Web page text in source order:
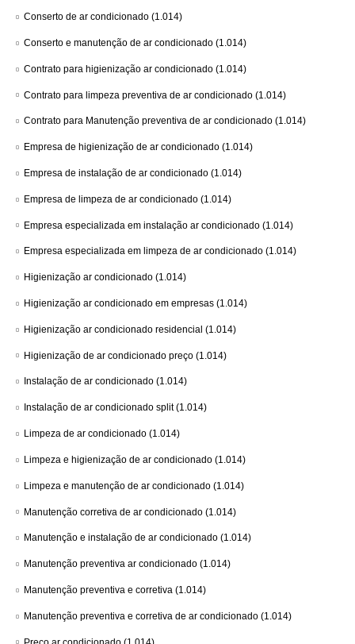
Conserto de ar condicionado (1.014)
Conserto e manutenção de ar condicionado (1.014)
Contrato para higienização ar condicionado (1.014)
Contrato para limpeza preventiva de ar condicionado (1.014)
Contrato para Manutenção preventiva de ar condicionado (1.014)
Empresa de higienização de ar condicionado (1.014)
Empresa de instalação de ar condicionado (1.014)
Empresa de limpeza de ar condicionado (1.014)
Empresa especializada em instalação ar condicionado (1.014)
Empresa especializada em limpeza de ar condicionado (1.014)
Higienização ar condicionado (1.014)
Higienização ar condicionado em empresas (1.014)
Higienização ar condicionado residencial (1.014)
Higienização de ar condicionado preço (1.014)
Instalação de ar condicionado (1.014)
Instalação de ar condicionado split(1.014)
Limpeza de ar condicionado (1.014)
Limpeza e higienização de ar condicionado (1.014)
Limpeza e manutenção de ar condicionado (1.014)
Manutenção corretiva de ar condicionado (1.014)
Manutenção e instalação de ar condicionado (1.014)
Manutenção preventiva ar condicionado (1.014)
Manutenção preventiva e corretiva (1.014)
Manutenção preventiva e corretiva de ar condicionado (1.014)